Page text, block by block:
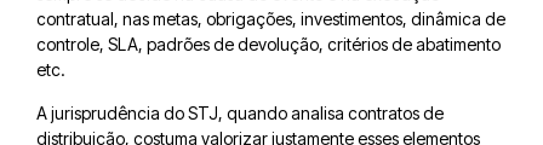
contratual, nas metas, obrigações, investimentos, dinâmica de
controle, SLA, padrões de devolução, critérios de abatimento
etc.
A jurisprudência do STJ, quando analisa contratos de
distribuição, costuma valorizar justamente esses elementos